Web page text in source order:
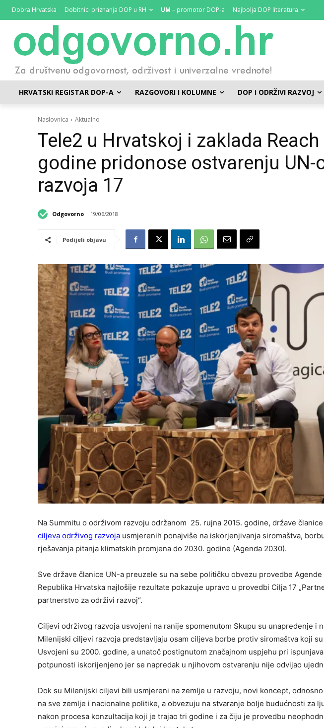
Dobra Hrvatska Dobitnici priznanja DOP u RH UM – promotor DOP-a Najbolja DOP literatura
HRVATSKI REGISTAR DOP-A RAZGOVORI I KOLUMNE DOP I ODRŽIVI RAZVOJ
Naslovnica Aktualno
Tele2 u Hrvatskoj i zaklada
godine pridonose ostvarenju UN-
razvoja 17
Odgovorno 19/06/2018
Podijeli objavu
Na Summitu o održivom razvoju održanom 25. rujna 2015. godine, države
ciljeva održivog razvoja usmjerenih ponajviše na iskorjenjivanja siromaštva,
rješavanja pitanja klimatskih promjena do 2030. godine (Agenda 2030).
Sve države članice UN-a preuzele su na sebe političku obvezu provedbe
Republika Hrvatska najlošije rezultate pokazuje upravo u provedbi Cilja 17
partnerstvo za održivi razvoj“.
Ciljevi održivog razvoja usvojeni na ranije spomenutom Skupu su unapređenje i
Milenijski ciljevi razvoja predstavljaju osam ciljeva borbe protiv siromaštva koji
Usvojeni su 2000. godine, a unatoč postignutom značajnom uspjehu pri
potpunosti iskorijenjeno jer se napredak u njihovom ostvarenju nije odvijao
Dok su Milenijski ciljevi bili usmjereni na zemlje u razvoju, novi koncept,
na sve zemlje i nacionalne politike, a obvezuju na stvaranje bolje budućnosti za
nakon procesa konzultacija koji je trajao tri godine i za čiju je provedbu